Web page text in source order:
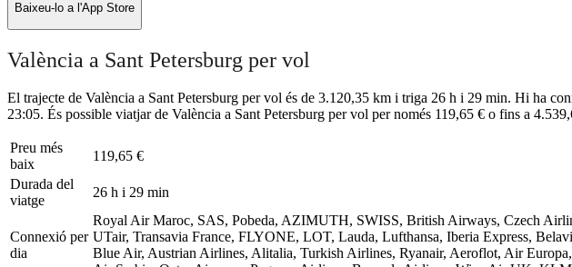
Baixeu-lo a l'App Store
València a Sant Petersburg per vol
El trajecte de València a Sant Petersburg per vol és de 3.120,35 km i triga 26 h i 29 min. Hi ha
23:05. És possible viatjar de València a Sant Petersburg per vol per només 119,65 € o fins a
Preu més
baix
119,65 €
Durada del
viatge
26 h i 29 min
Connexió per
dia
Royal Air Maroc, SAS, Pobeda, AZIMUTH, SWISS, British Airways, Czech
UTair, Transavia France, FLYONE, LOT, Lauda, Lufthansa, Iberia Express,
Blue Air, Austrian Airlines, Alitalia, Turkish Airlines, Ryanair, Aeroflot, Air